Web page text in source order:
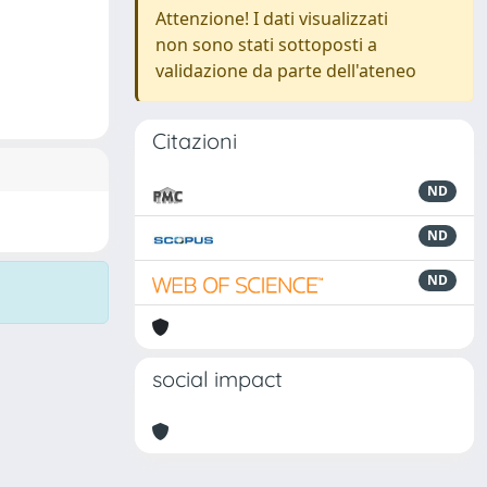
Attenzione! I dati visualizzati
non sono stati sottoposti a
validazione da parte dell'ateneo
Citazioni
ND
ND
ND
social impact